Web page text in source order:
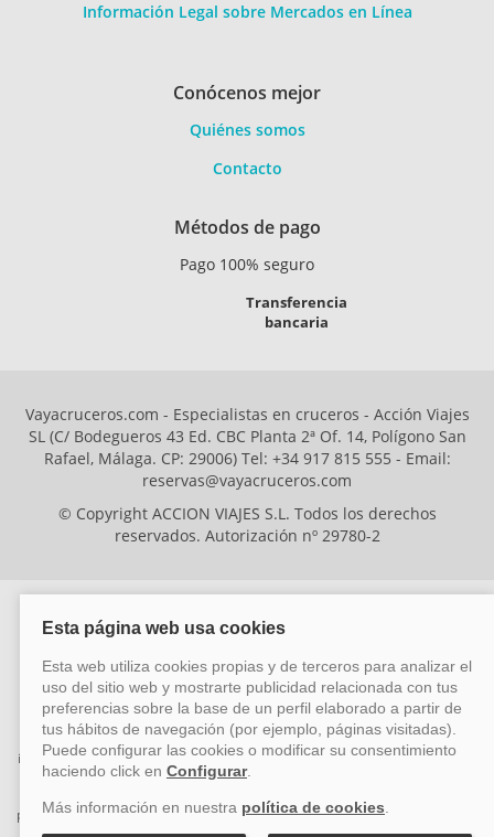
Información Legal sobre Mercados en Línea
Conócenos mejor
Quiénes somos
Contacto
Métodos de pago
Pago 100% seguro
Transferencia
bancaria
Vayacruceros.com - Especialistas en cruceros - Acción Viajes
SL (C/ Bodegueros 43 Ed. CBC Planta 2ª Of. 14, Polígono San
Rafael, Málaga. CP: 29006) Tel: +34 917 815 555 - Email:
reservas@vayacruceros.com
© Copyright ACCION VIAJES S.L. Todos los derechos
reservados. Autorización nº 29780-2
ACCION VIAJES SL ha sido beneficiaria del Fondo Europeo de Desarrollo
Regional (FEDER), cuyo objetivo es mejorar la competitividad de las pymes
mediante el impulso de la innovación, el desarrollo tecnológico, la
investigación de calidad y el uso seguro y fiable del ciberespacio. Gracias a
esta financiación, la empresa ha puesto en marcha un Plan de Acción
promoviendo la innovación y la ciberseguridad. Para ello, ha contado con el
apoyo de los programas Pyme Innova y Pyme Cibersegura de la Cámara